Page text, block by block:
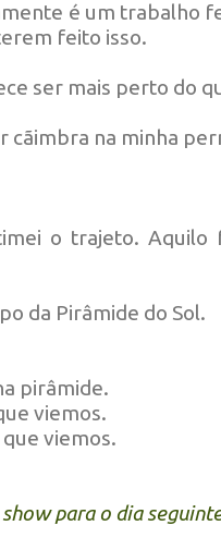
é um trabalho
feito isso.
ser mais perto do
cãimbra na minha
o trajeto. Aquilo
da Pirâmide do Sol.
pirâmide.
viemos.
viemos.
para o dia